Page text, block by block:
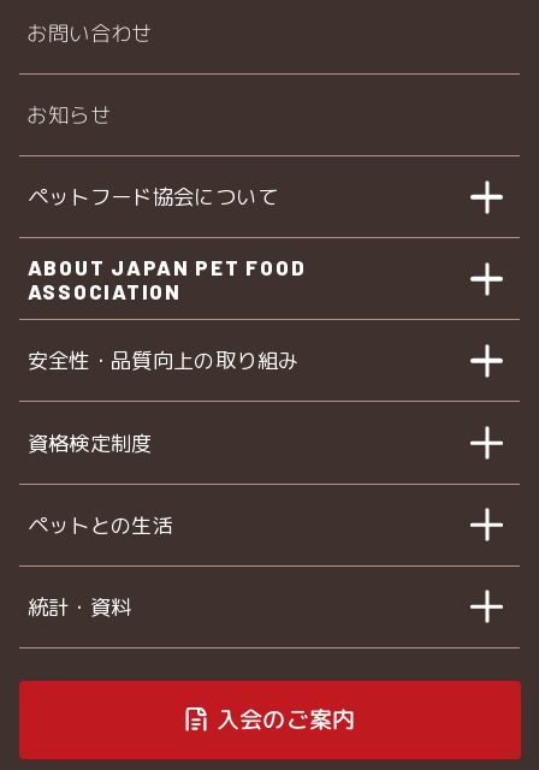
お問い合わせ
お知らせ
ペットフード協会について
ABOUT JAPAN PET FOOD
ASSOCIATION
安全性・品質向上の取り組み
資格検定制度
ペットとの生活
統計・資料
入会のご案内